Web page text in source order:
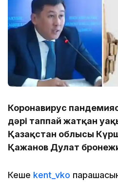
Коронавирус
дәрі таппай жатқан
Қазақстан облысы
Қажанов Дулат
Кеше kent_vko